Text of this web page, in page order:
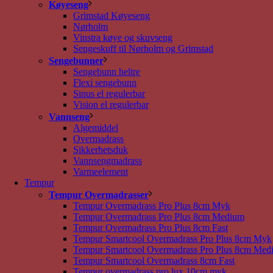
Køyeseng
Grimstad Køyeseng
Nørholm
Vinstra køye og skuvseng
Sengeskuff til Nørholm og Grimstad
Sengebunner
Sengebunn heltre
Flexi sengebunn
Sinus el regulerbar
Vision el regulerbar
Vannseng
Algemiddel
Overmadrass
Sikkerhetsduk
Vannsengmadrass
Varmeelement
Tempur
Tempur Overmadrasser
Tempur Overmadrass Pro Plus 8cm Myk
Tempur Overmadrass Pro Plus 8cm Medium
Tempur Overmadrass Pro Plus 8cm Fast
Tempur Smartcool Overmadrass Pro Plus 8cm Myk
Tempur Smartcool Overmadrass Pro Plus 8cm
Tempur Smartcool Overmadrass 8cm Fast